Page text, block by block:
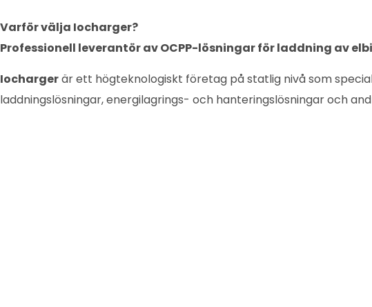
Varför välja Iocharger?
Professionell leverantör av OCPP-lösningar för laddning av
Iochargerär ett högteknologiskt företag på statlig nivå som
laddningslösningar, energilagrings- och hanteringslösningar och